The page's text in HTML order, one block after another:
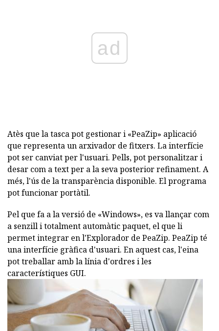
ad
Atès que la tasca pot gestionar i «PeaZip» aplicació
que representa un arxivador de fitxers. La interfície
pot ser canviat per l'usuari. Pells, pot personalitzar i
desar com a text per a la seva posterior refinament. A
més, l'ús de la transparència disponible. El programa
pot funcionar portàtil.
Pel que fa a la versió de «Windows», es va llançar com
a senzill i totalment automàtic paquet, el que li
permet integrar en l'Explorador de PeaZip. PeaZip té
una interfície gràfica d'usuari. En aquest cas, l'eina
pot treballar amb la línia d'ordres i les
característiques GUI.